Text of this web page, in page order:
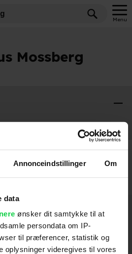
Annonceindstillinger Om
data
ønsker dit samtykke til at
persondata om IP-
til præferencer, statistik og
oplysninger videregives til vores
Menu
Mossberg
opdateret
Send